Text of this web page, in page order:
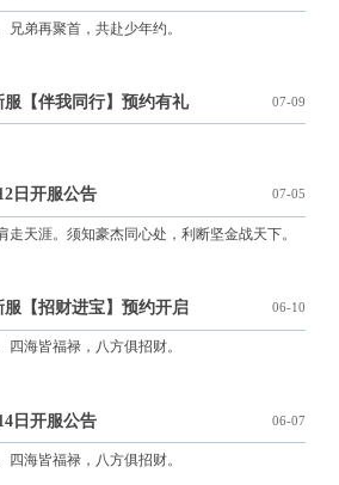
兄弟再聚首，共赴少年约。
【伴我同行】预约有礼 07-09
日开服公告 07-05
走天涯。须知豪杰同心处，利断坚金战天下。
【招财进宝】预约开启 06-10
四海皆福禄，八方俱招财。
日开服公告 06-07
四海皆福禄，八方俱招财。